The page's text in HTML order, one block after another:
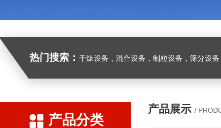
热门搜索： 干燥设备，混合设备，制粒设备，筛分设
产品分类
产品展示 /